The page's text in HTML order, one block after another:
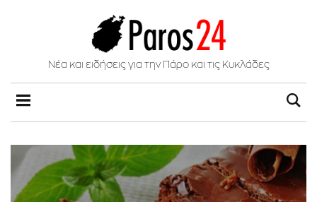
Νέα και ειδήσεις για την Πάρο και τις Κυκλάδες